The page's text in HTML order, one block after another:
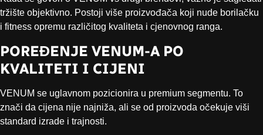
tržište objektivno. Postoji više proizvođača koji nude borilačku
i fitness opremu različitog kvaliteta i cjenovnog ranga.
POREĐENJE VENUM-A PO
KVALITETI I CIJENI
VENUM se uglavnom pozicionira u premium segmentu. To
znači da cijena nije najniža, ali se od proizvoda očekuje viši
standard izrade i trajnosti.